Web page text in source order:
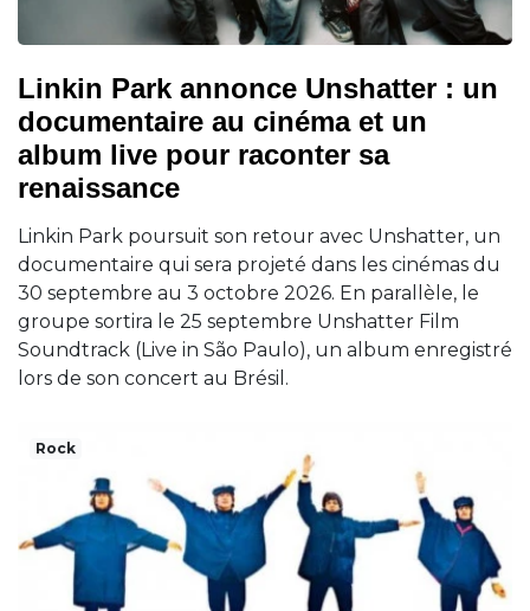
Linkin Park annonce Unshatter : un
documentaire au cinéma et un
album live pour raconter sa
renaissance
Linkin Park poursuit son retour avec Unshatter, un
documentaire qui sera projeté dans les cinémas du
30 septembre au 3 octobre 2026. En parallèle, le
groupe sortira le 25 septembre Unshatter Film
Soundtrack (Live in São Paulo), un album enregistré
lors de son concert au Brésil.
Rock